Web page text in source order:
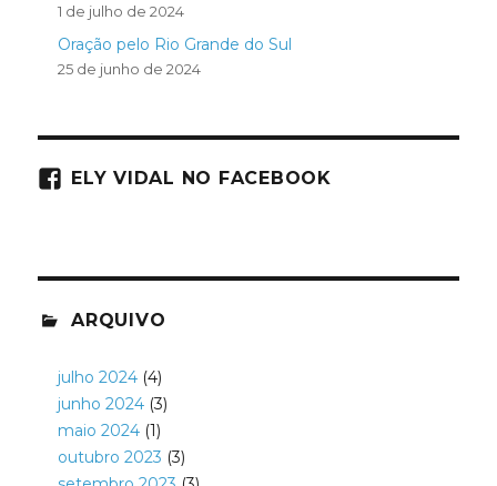
1 de julho de 2024
Oração pelo Rio Grande do Sul
25 de junho de 2024
ELY VIDAL NO FACEBOOK
ARQUIVO
julho 2024(4)
junho 2024(3)
maio 2024(1)
outubro 2023 (3)